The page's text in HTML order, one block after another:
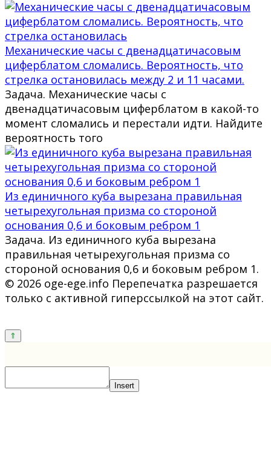
Механические часы с двенадцатичасовым
циферблатом сломались. Вероятность, что
стрелка остановилась между 2 и 11 часами.
Задача. Механические часы с
двенадцатичасовым циферблатом в какой-то
момент сломались и перестали идти. Найдите
вероятность того
Из единичного куба вырезана правильная
четырехугольная призма со стороной
основания 0,6 и боковым ребром 1
Задача. Из единичного куба вырезана
правильная четырехугольная призма со
стороной основания 0,6 и боковым ребром 1.
© 2026 oge-ege.info Перепечатка разрешается
только с активной гиперссылкой на этот сайт.
Insert